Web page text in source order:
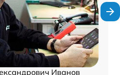
Иванов